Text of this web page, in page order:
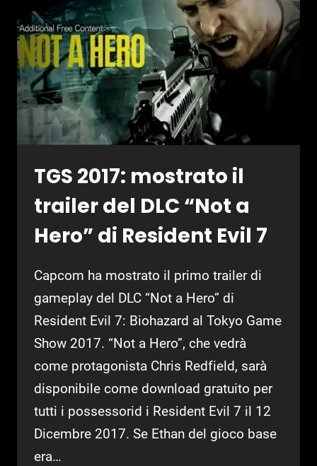
NUOVI
PERSONAGGI
E
MINIGIOCHI
TGS 2017: mostrato il
trailer del DLC “Not a
Hero” di Resident Evil 7
Capcom ha mostrato il primo trailer di
gameplay del DLC “Not a Hero” di
Resident Evil 7: Biohazard al Tokyo Game
Show 2017. “Not a Hero”, che vedrà
come protagonista Chris Redfield, sarà
disponibile come download gratuito per
tutti i possessorid i Resident Evil 7 il 12
Dicembre 2017. Se Ethan del gioco base
era…